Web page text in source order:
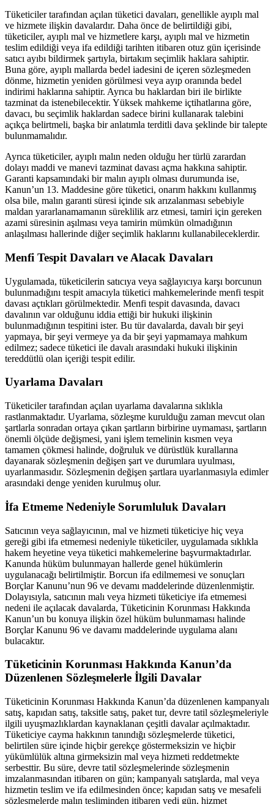
Tüketiciler tarafından açılan tüketici davaları, genellikle ayıplı mal
ve hizmete ilişkin davalardır. Daha önce de belirtildiği gibi,
tüketiciler, ayıplı mal ve hizmetlere karşı, ayıplı mal ve hizmetin
teslim edildiği veya ifa edildiği tarihten itibaren otuz gün içerisinde
satıcı ayıbı bildirmek şartıyla, birtakım seçimlik haklara sahiptir.
Buna göre, ayıplı mallarda bedel iadesini de içeren sözleşmeden
dönme, hizmetin yeniden görülmesi veya ayıp oranında bedel
indirimi haklarına sahiptir. Ayrıca bu haklardan biri ile birlikte
tazminat da istenebilecektir. Yüksek mahkeme içtihatlarına göre,
davacı, bu seçimlik haklardan sadece birini kullanarak talebini
açıkça belirtmeli, başka bir anlatımla terditli dava şeklinde bir talepte
bulunmamalıdır.
Ayrıca tüketiciler, ayıplı malın neden olduğu her türlü zarardan
dolayı maddi ve manevi tazminat davası açma hakkına sahiptir.
Garanti kapsamındaki bir malın ayıplı olması durumunda ise,
Kanun’un 13. Maddesine göre tüketici, onarım hakkını kullanmış
olsa bile, malın garanti süresi içinde sık arızalanması sebebiyle
maldan yararlanamamanın süreklilik arz etmesi, tamiri için gereken
azami süresinin aşılması veya tamirin mümkün olmadığının
anlaşılması hallerinde diğer seçimlik haklarını kullanabileceklerdir.
Menfi Tespit Davaları ve Alacak Davaları
Uygulamada, tüketicilerin satıcıya veya sağlayıcıya karşı borcunun
bulunmadığını tespit amacıyla tüketici mahkemelerinde menfi tespit
davası açtıkları görülmektedir. Menfi tespit davasında, davacı
davalının var olduğunu iddia ettiği bir hukuki ilişkinin
bulunmadığının tespitini ister. Bu tür davalarda, davalı bir şeyi
yapmaya, bir şeyi vermeye ya da bir şeyi yapmamaya mahkum
edilmez; sadece tüketici ile davalı arasındaki hukuki ilişkinin
tereddütlü olan içeriği tespit edilir.
Uyarlama Davaları
Tüketiciler tarafından açılan uyarlama davalarına sıklıkla
rastlanmaktadır. Uyarlama, sözleşme kurulduğu zaman mevcut olan
şartlarla sonradan ortaya çıkan şartların birbirine uymaması, şartların
önemli ölçüde değişmesi, yani işlem temelinin kısmen veya
tamamen çökmesi halinde, doğruluk ve dürüstlük kurallarına
dayanarak sözleşmenin değişen şart ve durumlara uyulması,
uyarlanmasıdır. Sözleşmenin değişen şartlara uyarlanmasıyla edimler
arasındaki denge yeniden kurulmuş olur.
İfa Etmeme Nedeniyle Sorumluluk Davaları
Satıcının veya sağlayıcının, mal ve hizmeti tüketiciye hiç veya
gereği gibi ifa etmemesi nedeniyle tüketiciler, uygulamada sıklıkla
hakem heyetine veya tüketici mahkemelerine başvurmaktadırlar.
Kanunda hüküm bulunmayan hallerde genel hükümlerin
uygulanacağı belirtilmiştir. Borcun ifa edilmemesi ve sonuçları
Borçlar Kanunu’nun 96 ve devamı maddelerinde düzenlenmiştir.
Dolayısıyla, satıcının malı veya hizmeti tüketiciye ifa etmemesi
nedeni ile açılacak davalarda, Tüketicinin Korunması Hakkında
Kanun’un bu konuya ilişkin özel hüküm bulunmaması halinde
Borçlar Kanunu 96 ve davamı maddelerinde uygulama alanı
bulacaktır.
Tüketicinin Korunması Hakkında Kanun’da
Düzenlenen Sözleşmelerle İlgili Davalar
Tüketicinin Korunması Hakkında Kanun’da düzenlenen kampanyalı
satış, kapıdan satış, taksitle satış, paket tur, devre tatil sözleşmeleriyle
ilgili uyuşmazlıklardan kaynaklanan çeşitli davalar açılmaktadır.
Tüketiciye cayma hakkının tanındığı sözleşmelerde tüketici,
belirtilen süre içinde hiçbir gerekçe göstermeksizin ve hiçbir
yükümlülük altına girmeksizin mal veya hizmeti reddetmekte
serbesttir. Bu süre, devre tatil sözleşmelerinde sözleşmenin
imzalanmasından itibaren on gün; kampanyalı satışlarda, mal veya
hizmetin teslim ve ifa edilmesinden önce; kapıdan satış ve mesafeli
sözleşmelerde malın tesliminden itibaren yedi gün, hizmet